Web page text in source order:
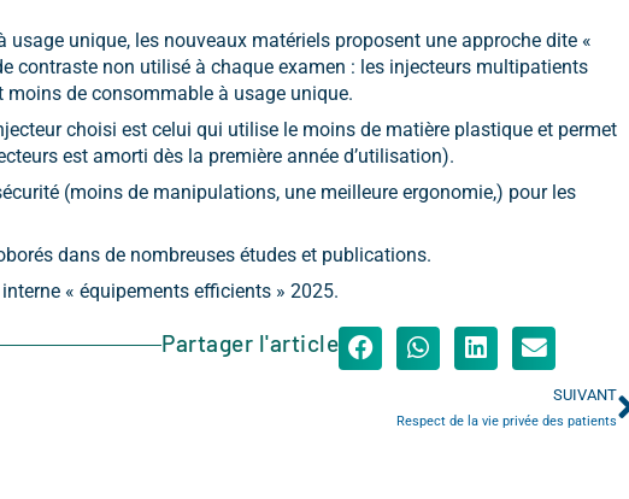
unique, les nouveaux matériels proposent une approche dite «
contraste non utilisé à chaque examen : les injecteurs multipatients
de consommable à usage unique.
choisi est celui qui utilise le moins de matière plastique et permet
est amorti dès la première année d’utilisation).
(moins de manipulations, une meilleure ergonomie,) pour les
dans de nombreuses études et publications.
« équipements efficients » 2025.
Partager l'article
SUIVANT
Respect de la vie privée des patients